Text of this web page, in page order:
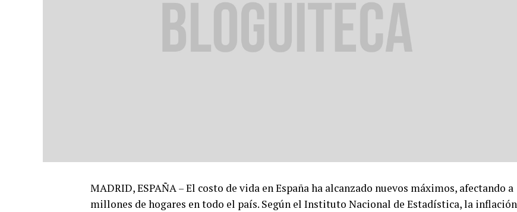
MADRID, ESPAÑA – El costo de vida en España ha alcanzado nuevos máximos, afectando a
millones de hogares en todo el país. Según el Instituto Nacional de Estadística, la inflación